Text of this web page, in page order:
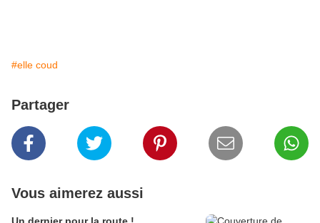
#elle coud
Partager
Vous aimerez aussi